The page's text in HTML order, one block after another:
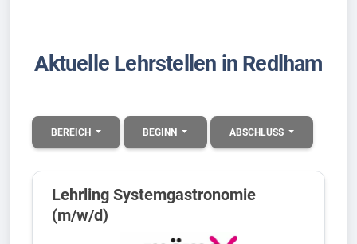
Aktuelle Lehrstellen in Redlham
BEREICH BEGINN ABSCHLUSS
Lehrling Systemgastronomie
(m/w/d)